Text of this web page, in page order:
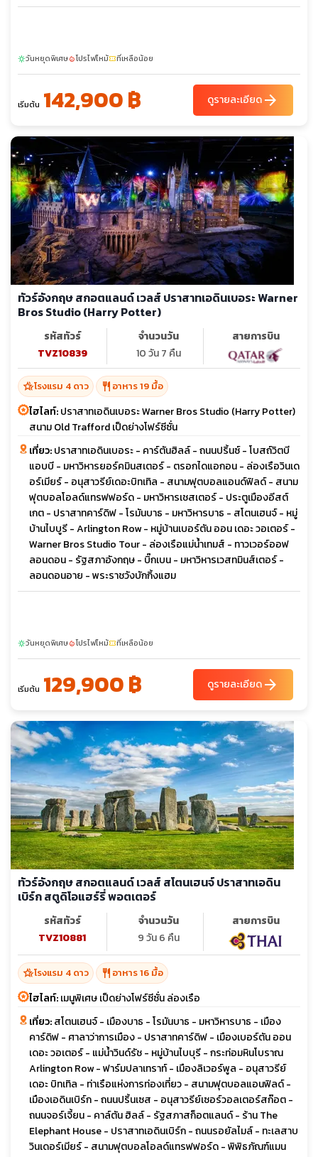
sunnyวันหยุดพิเศษlocal_fire_departmentโปรไฟไหม้confirmation_numberที่เหลือน้อย
เริ่มต้น 142,900 ฿ ดูรายละเอียดarrow_forward
ทัวร์อังกฤษ สกอตแลนด์ เวลส์ ปราสาทเอดินเบอระ Warner
Bros Studio (Harry Potter)
รหัสทัวร์
TVZ10839
จำนวนวัน
10 วัน 7 คืน
สายการบิน
hotel_classโรงแรม 4 ดาว restaurant อาหาร 19 มื้อ
ไฮไลท์:ปราสาทเอดินเบอระ Warner Bros Studio (Harry Potter)
สนาม Old Trafford เป็ดย่างโฟร์ซีซั่น
เที่ยว:ปราสาทเอดินเบอระ - คาร์ตันฮิลล์ - ถนนปริ้นซ์ - โบสถ์วิตบี
แอบบี - มหาวิหารยอร์คมินสเตอร์ - ตรอกไดแอกอน - ล่องเรือวินเด
อร์เมียร์ - อนุสาวรีย์เดอะบิทเทิล - สนามฟุตบอลแอนด์ฟิลด์ - สนาม
ฟุตบอลโอลด์แทรฟฟอร์ด - มหาวิหารเชสเตอร์ - ประตูเมืองอีสต์
เกต - ปราสาทคาร์ดิฟ - โรมันบาธ - มหาวิหารบาธ - สโตนเฮนจ์ - หมู่
บ้านไบบูรี - Arlington Row - หมู่บ้านเบอร์ตัน ออน เดอะ วอเตอร์ -
Warner Bros Studio Tour - ล่องเรือแม่น้ำเทมส์ - ทาวเวอร์ออฟ
ลอนดอน - รัฐสภาอังกฤษ - บิ๊กเบน - มหาวิหารเวสทมินส์เตอร์ -
ลอนดอนอาย - พระราชวังบักกิ้งแฮม
sunnyวันหยุดพิเศษlocal_fire_departmentโปรไฟไหม้confirmation_numberที่เหลือน้อย
เริ่มต้น 129,900 ฿ ดูรายละเอียดarrow_forward
ทัวร์อังกฤษ สกอตแลนด์ เวลส์ สโตนเฮนจ์ ปราสาทเอดิน
เบิร์ก สตูดิโอแฮร์รี่ พอตเตอร์
รหัสทัวร์
TVZ10881
จำนวนวัน
9 วัน 6 คืน
สายการบิน
hotel_classโรงแรม 4 ดาว restaurant อาหาร 16 มื้อ
ไฮไลท์:เมนูพิเศษ เป็ดย่างโฟร์ซีซั่น ล่องเรือ
เที่ยว:สโตนเฮนจ์ - เมืองบาธ - โรมันบาธ - มหาวิหารบาธ - เมือง
คาร์ดิฟ - ศาลาว่าการเมือง - ปราสาทคาร์ดิฟ - เมืองเบอร์ตัน ออน
เดอะ วอเตอร์ - แม่น้ำวินด์รัช - หมู่บ้านไบบุรี - กระท่อมหินโบราณ
Arlington Row - ฟาร์มปลาเทราท์ - เมืองลิเวอร์พูล - อนุสาวรีย์
เดอะ บิทเทิล - ท่าเรือแห่งการท่องเที่ยว - สนามฟุตบอลแอนฟิลด์ -
เมืองเอดินเบิร์ก - ถนนปริ้นเซส - อนุสาวรีย์เซอร์วอลเตอร์สก๊อต -
ถนนจอร์เจี้ยน - คาล์ตัน ฮิลล์ - รัฐสภาสก็อตแลนด์ - ร้าน The
Elephant House - ปราสาทเอดินเบิร์ก - ถนนรอยัลไมล์ - ทะเลสาบ
วินเดอร์เมียร์ - สนามฟุตบอลโอลด์แทรฟฟอร์ด - พิพิธภัณฑ์แมน